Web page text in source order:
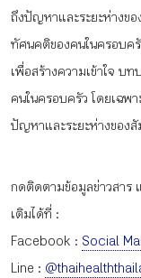
เข้าสู่ระบบ/
TH EN
ถึงปัญหาและระยะห่างข
ทัศนคติของคนในครอบค
เพื่อสร้างความเข้าใจ บ
คนในครอบครัว โดยเฉพ
ปัญหาและระยะห่างของ
กดติดตามข้อมูลข่าวสาร
เติมได้ที่ :
Facebook : Social
Line :